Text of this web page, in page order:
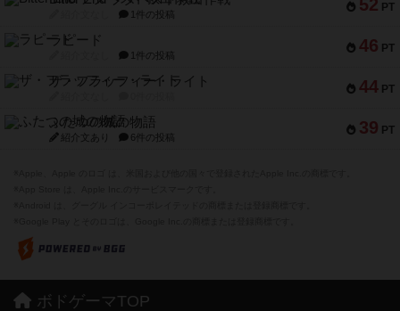
52 PT
1件の投稿
46 PT
ラピード
1件の投稿
44 PT
ザ・フラッフィー・ライト
39 PT
ふたつの城の物語
紹介文あり 6件の投稿
ボドゲーマTOP